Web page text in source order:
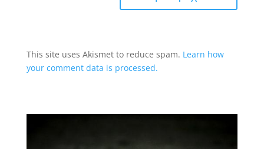
This site uses Akismet to reduce spam. Learn how
your comment data is processed.